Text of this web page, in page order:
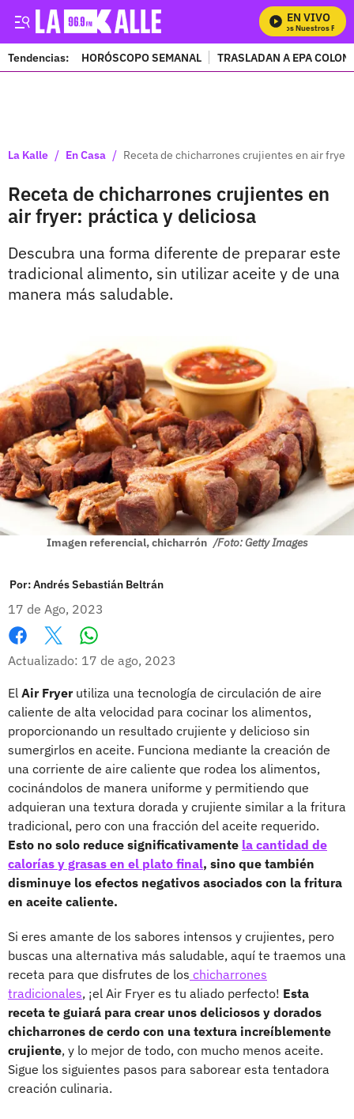
EN VIVO
Mira Todos Nuestros
Tendencias: HORÓSCOPO SEMANAL TRASLADAN A EPA
La Kalle / En Casa / Receta de chicharrones crujientes en air
Receta de chicharrones crujientes en
air fryer: práctica y deliciosa
Descubra una forma diferente de preparar este
tradicional alimento, sin utilizar aceite y de una
manera más saludable.
Imagen referencial, chicharrón /Foto: Getty Images
Por:Andrés Sebastián Beltrán
17 de Ago, 2023
Facebook
X
Actualizado: 17 de ago, 2023
El Air Fryerutiliza una tecnología de circulación de aire
caliente de alta velocidad para cocinar los alimentos,
proporcionando un resultado crujiente y delicioso sin
sumergirlos en aceite. Funciona mediante la creación de
una corriente de aire caliente que rodea los alimentos,
cocinándolos de manera uniforme y permitiendo que
adquieran una textura dorada y crujiente similar a la fritura
tradicional, pero con una fracción del aceite requerido.
Esto no solo reduce significativamente la cantidad de
calorías y grasas en el plato final, sino que también
disminuye los efectos negativos asociados con la fritura
en aceite caliente.
Si eres amante de los sabores intensos y crujientes, pero
buscas una alternativa más saludable, aquí te traemos una
receta para que disfrutes de los chicharrones
tradicionales, ¡el Air Fryer es tu aliado perfecto! Esta
receta te guiará para crear unos deliciosos y dorados
chicharrones de cerdo con una textura increíblemente
crujiente, y lo mejor de todo, con mucho menos aceite.
Sigue los siguientes pasos para saborear esta tentadora
creación culinaria.